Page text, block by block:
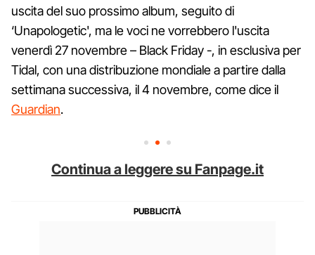
uscita del suo prossimo album, seguito di
‘Unapologetic', ma le voci ne vorrebbero l'uscita
venerdì 27 novembre – Black Friday -, in esclusiva per
Tidal, con una distribuzione mondiale a partire dalla
settimana successiva, il 4 novembre, come dice il
Guardian.
Continua a leggere su Fanpage.it